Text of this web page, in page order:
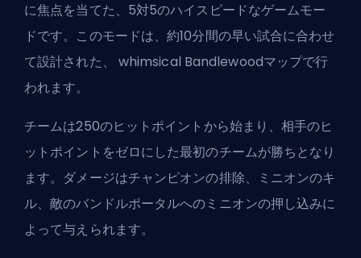
に焦点を当てた、5対5のハイスピードなゲームモー
ドです。このモードは、約10分間の早い試合に合わせ
て設計された、 whimsical Bandlewoodマップで行
われます。
チームは250のヒットポイントから始まり、相手のヒ
ットポイントをゼロにした最初のチームが勝ちとなり
ます。ダメージはチャンピオンの排除、ミニオンのキ
ル、敵のバンドルポータルへのミニオンの押し込みに
よって与えられます。